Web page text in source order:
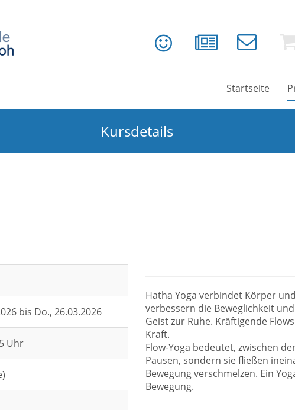
Startseite
Kursdetails
bis Do., 26.03.2026
Uhr
Hatha Yoga verbindet Körper
verbessern die Beweglichkeit
Geist zur Ruhe. Kräftigende
Kraft.
Flow-Yoga bedeutet, zwischen
Pausen, sondern sie fließen
Bewegung verschmelzen. Ein
Bewegung.